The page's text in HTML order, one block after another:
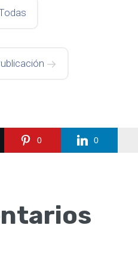
0 0